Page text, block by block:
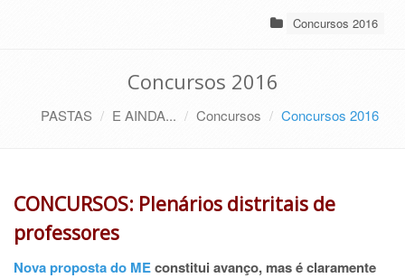
Concursos 2016
Concursos 2016
PASTAS E AINDA... Concursos Concursos 2016
CONCURSOS: Plenários distritais de
professores
Nova proposta do MEconstitui avanço, mas é claramente